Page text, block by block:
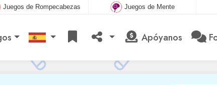
Juegos de Rompecabezas Juegos de Mente
Apóyanos